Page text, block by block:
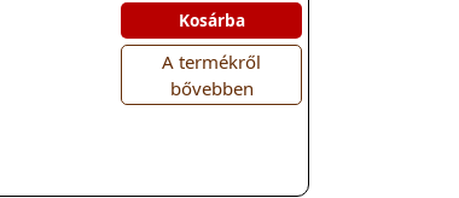
Kosárba
A termékről
bővebben